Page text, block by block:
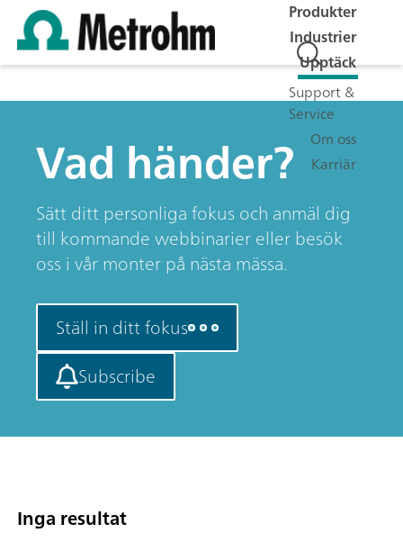
Produkter
Industrier
Upptäck
Support &
Service
Om oss
Karriär
Vad händer?
Sätt ditt personliga fokus och anmäl dig
till kommande webbinarier eller besök
oss i vår monter på nästa mässa.
Ställ in ditt fokus
Subscribe
Inga resultat